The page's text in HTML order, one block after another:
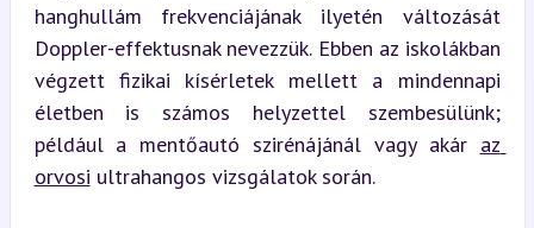
hanghullám frekvenciájának ilyetén változását
Doppler-effektusnak nevezzük. Ebben az iskolákban
végzett fizikai kísérletek mellett a mindennapi
életben is számos helyzettel szembesülünk;
például a mentőautó szirénájánál vagy akár az
orvosi ultrahangos vizsgálatok során.